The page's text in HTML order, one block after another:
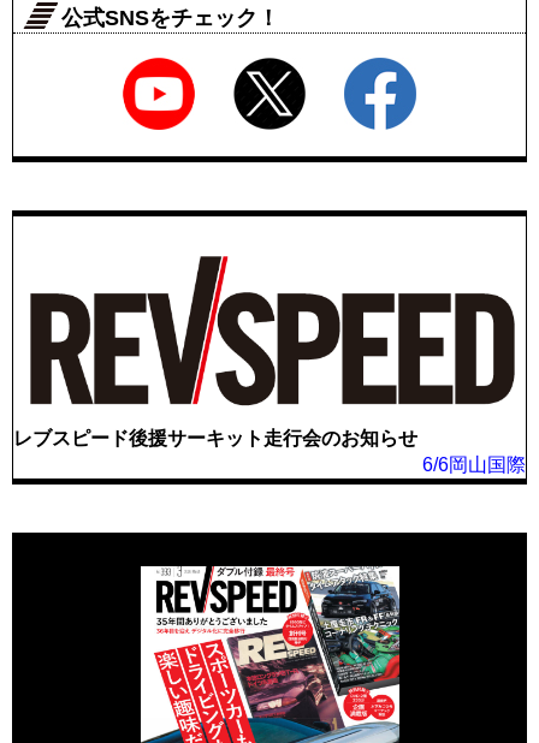
公式SNSをチェック！
レブスピード後援サーキット走行会のお知らせ
6/6岡山国際